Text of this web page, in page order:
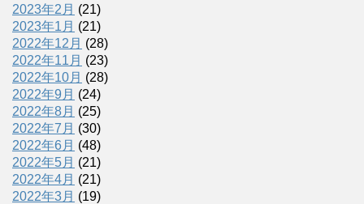
2023年2月 (21)
2023年1月 (21)
2022年12月 (28)
2022年11月 (23)
2022年10月 (28)
2022年9月 (24)
2022年8月 (25)
2022年7月 (30)
2022年6月 (48)
2022年5月 (21)
2022年4月 (21)
2022年3月 (19)